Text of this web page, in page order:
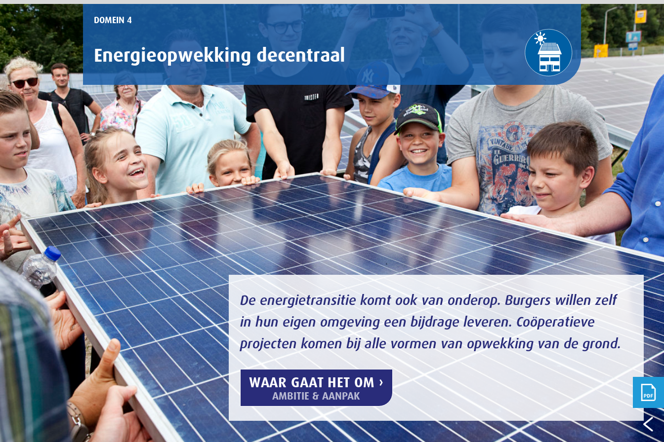
DOMEIN 4
Energieopwekking decentraal
De energietransitie komt ook van onderop. Burgers willen zelf
in hun eigen omgeving een bijdrage leveren. Coöperatieve
projecten komen bij alle vormen van opwekking van de grond.
WAAR GAAT HET OM ›
AMBITIE & AANPAK
Wat is er in 2018 bereikt?
Postcoderoosregeling na trage start op stoom
De postcoderoosregeling leverde een bijdrage aan de groei van lokale energieprojecten. Tot
en met 2017 werden 110 projecten gerealiseerd. Vanaf 2014 verdubbelde het aantal vrijwel elk
jaar. De projecten enthousiasmeren deelnemers voor duurzame opwek en maken de lokale
gemeenschap bewust van de voordelen. Een neveneffect is dat er door heel Nederland veel
8/17